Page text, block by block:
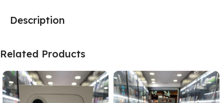
Description
Related Products